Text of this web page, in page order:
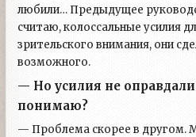
любили… Предыдущее
считаю, колоссальные усилия
зрительского внимания, они
возможного.
— Но усилия не оправдали
понимаю?
— Проблема скорее в другом.